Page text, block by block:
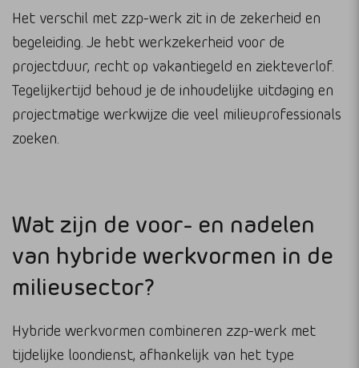
Het verschil met zzp-werk zit in de zekerheid en
begeleiding. Je hebt werkzekerheid voor de
projectduur, recht op vakantiegeld en ziekteverlof.
Tegelijkertijd behoud je de inhoudelijke uitdaging en
projectmatige werkwijze die veel milieuprofessionals
zoeken.
Wat zijn de voor- en nadelen
van hybride werkvormen in de
milieusector?
Hybride werkvormen combineren zzp-werk met
tijdelijke loondienst, afhankelijk van het type